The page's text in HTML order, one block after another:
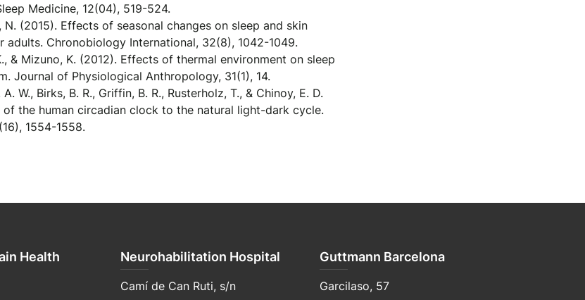
Medicine, 12(04), 519-524.
N. (2015). Effects of seasonal changes on sleep and skin
adults. Chronobiology International, 32(8), 1042-1049.
& Mizuno, K. (2012). Effects of thermal environment on sleep
Journal of Physiological Anthropology, 31(1), 14.
W., Birks, B. R., Griffin, B. R., Rusterholz, T., & Chinoy, E. D.
of the human circadian clock to the natural light-dark cycle.
1554-1558.
Health
Neurohabilitation Hospital
Camí de Can Ruti, s/n
Guttmann Barcelona
Garcilaso, 57